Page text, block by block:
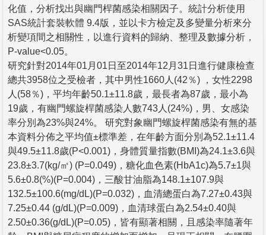
化值，分析找出與幽門桿菌感染相關因子。統計分析使用
SAS統計套裝軟體 9.4版，並以卡方檢定及多變量分析來分
析變項間之相關性，以進行資料的歸納、整理及數據分析，
P-value<0.05。
研究針對2014年01月01日至2014年12月31日進行健康檢查
總共3958位之受檢者，其中男性1660人(42％) ，女性2298
人(58％)，平均年齡50.1±11.8歲，最長者為87歲，最小為
19歲，有幽門螺旋桿菌感染人數743人(24%)，男、女感染
率分別為23%與24%。 研究對象幽門螺旋桿菌感染有無的基
本資料分佈之平均值±標準差，在年齡方面分別為52.1±11.4
與49.5±11.8歲(P<0.001)，身體質量指數(BMI)為24.1±3.6與
23.8±3.7(kg/㎡) (P=0.049)，糖化血色素(HbA1c)為5.7±1與
5.6±0.8(%)(P=0.004)，三酸甘油脂為148.1±107.9與
132.5±100.6(mg/dL)(P=0.032)，血清總蛋白為7.27±0.43與
7.25±0.44 (g/dL)(P=0.009)，血清球蛋白為2.54±0.40與
2.50±0.36(g/dL)(P=0.05)，皆有顯著相關，且感染率隨著年